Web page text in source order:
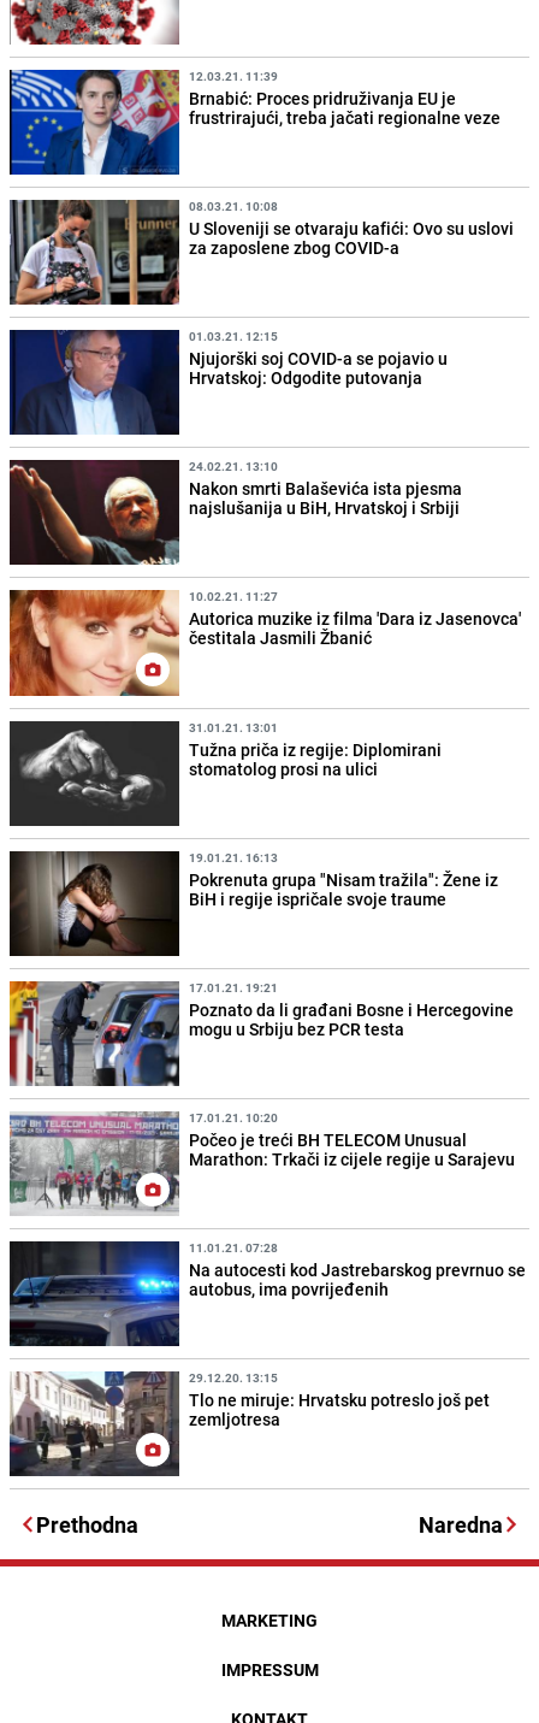
12.03.21. 11:39
Brnabić: Proces pridruživanja EU je
frustrirajući, treba jačati regionalne veze
08.03.21. 10:08
U Sloveniji se otvaraju kafići: Ovo su uslovi
za zaposlene zbog COVID-a
01.03.21. 12:15
Njujorški soj COVID-a se pojavio u
Hrvatskoj: Odgodite putovanja
24.02.21. 13:10
Nakon smrti Balaševića ista pjesma
najslušanija u BiH, Hrvatskoj i Srbiji
10.02.21. 11:27
Autorica muzike iz filma 'Dara iz Jasenovca'
čestitala Jasmili Žbanić
31.01.21. 13:01
Tužna priča iz regije: Diplomirani
stomatolog prosi na ulici
19.01.21. 16:13
Pokrenuta grupa "Nisam tražila": Žene iz
BiH i regije ispričale svoje traume
17.01.21. 19:21
Poznato da li građani Bosne i Hercegovine
mogu u Srbiju bez PCR testa
17.01.21. 10:20
Počeo je treći BH TELECOM Unusual
Marathon: Trkači iz cijele regije u Sarajevu
11.01.21. 07:28
Na autocesti kod Jastrebarskog prevrnuo se
autobus, ima povrijeđenih
29.12.20. 13:15
Tlo ne miruje: Hrvatsku potreslo još pet
zemljotresa
Prethodna Naredna
MARKETING
IMPRESSUM